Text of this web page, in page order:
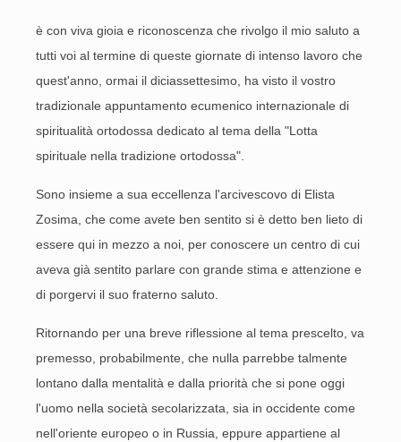
è con viva gioia e riconoscenza che rivolgo il mio saluto a
tutti voi al termine di queste giornate di intenso lavoro che
quest'anno, ormai il diciassettesimo, ha visto il vostro
tradizionale appuntamento ecumenico internazionale di
spiritualità ortodossa dedicato al tema della "Lotta
spirituale nella tradizione ortodossa".
Sono insieme a sua eccellenza l'arcivescovo di Elista
Zosima, che come avete ben sentito si è detto ben lieto di
essere qui in mezzo a noi, per conoscere un centro di cui
aveva già sentito parlare con grande stima e attenzione e
di porgervi il suo fraterno saluto.
Ritornando per una breve riflessione al tema prescelto, va
premesso, probabilmente, che nulla parrebbe talmente
lontano dalla mentalità e dalla priorità che si pone oggi
l'uomo nella società secolarizzata, sia in occidente come
nell'oriente europeo o in Russia, eppure appartiene al